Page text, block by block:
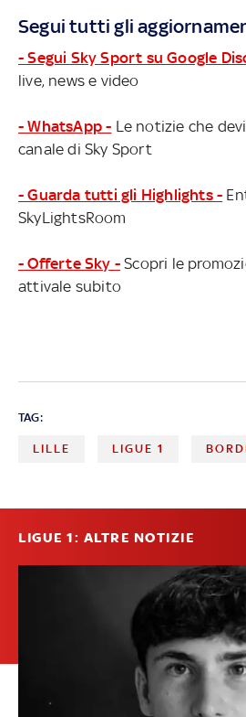
Segui tutti gli
- Segui Sky Sport su Google
live, news e video
- WhatsApp - Le notizie che
canale di Sky Sport
- Guarda tutti gli Highlights -
SkyLightsRoom
- Offerte Sky - Scopri le
attivale subito
TAG:
LILLE LIGUE 1
LIGUE 1: ALTRE NOTIZIE